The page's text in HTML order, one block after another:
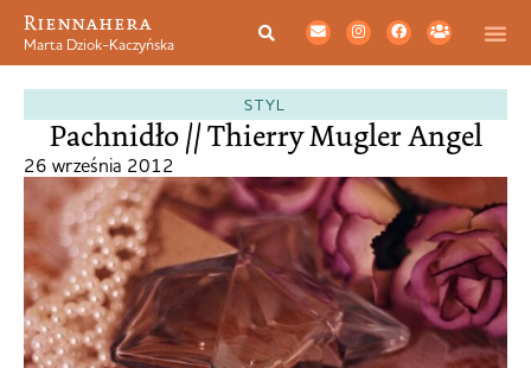
Riennahera
Marta Dziok-Kaczyńska
STYL
Pachnidło // Thierry Mugler Angel
26 września 2012